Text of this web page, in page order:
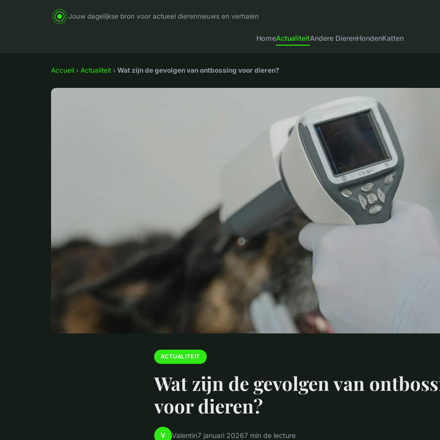
Jouw dagelijkse bron voor actueel dierennieuws en verhalen
HomeActualiteitAndere DierenHondenKatten
Accueil › Actualiteit › Wat zijn de gevolgen van ontbossing voor dieren?
ACTUALITEIT
Wat zijn de gevolgen van
voor dieren?
V Valentin7 januari 20267 min de lecture